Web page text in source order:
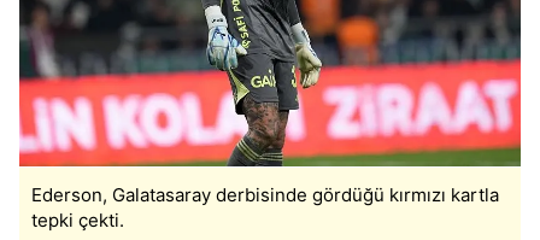
Ederson, Galatasaray derbisinde gördüğü kırmızı kartla
tepki çekti.